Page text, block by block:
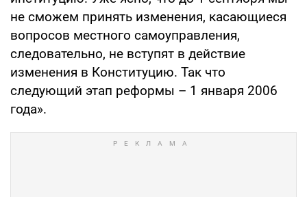
не сможем принять изменения, касающиеся
вопросов местного самоуправления,
следовательно, не вступят в действие
изменения в Конституцию. Так что
следующий этап реформы – 1 января 2006
года».